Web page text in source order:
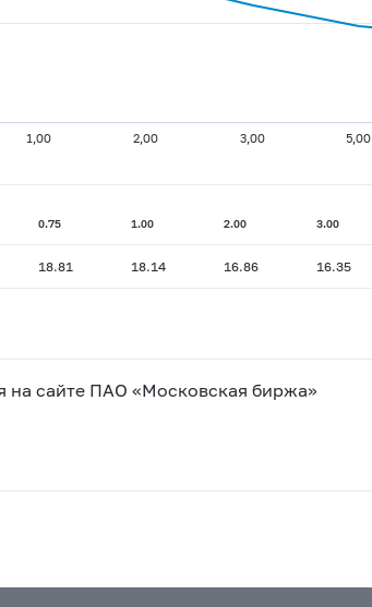
1,00 2,00 3,00 5,00
0.75 1.00 2.00 3.00
18.81 18.14 16.86 16.35
на сайте ПАО «Московская биржа»